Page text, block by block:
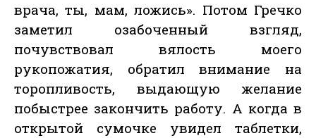
врача, ты, мам, ложись». Потом Гречко
заметил озабоченный взгляд,
почувствовал вялость моего
рукопожатия, обратил внимание на
торопливость, выдающую желание
побыстрее закончить работу. А когда в
открытой сумочке увидел таблетки,